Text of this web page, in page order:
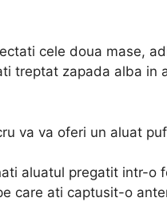
cele doua mase,
treptat zapada alba in
va va oferi un aluat
aluatul pregatit intr-o
care ati captusit-o